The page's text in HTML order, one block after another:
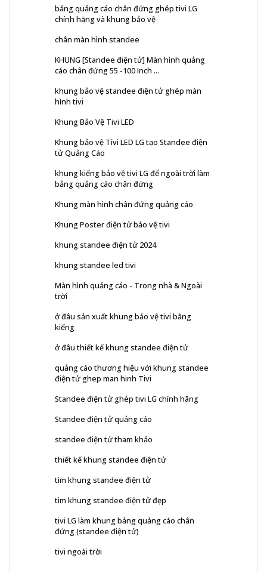
bảng quảng cáo chân đứng ghép tivi LG
chính hãng và khung bảo vệ
chân màn hình standee
KHUNG [Standee điện tử] Màn hình quảng
cáo chân đứng 55 -100 Inch ...
khung bảo vệ standee điện tử ghép màn
hình tivi
Khung Bảo Vệ Tivi LED
Khung bảo vệ Tivi LED LG tạo Standee điện
tử Quảng Cáo
khung kiếng bảo vệ tivi LG để ngoài trời làm
bảng quảng cáo chân đứng
Khung màn hình chân đứng quảng cáo
Khung Poster điện tử bảo vệ tivi
khung standee điện tử 2024
khung standee led tivi
Màn hình quảng cáo - Trong nhà & Ngoài
trời
ở đâu sản xuất khung bảo vệ tivi bằng
kiếng
ở đâu thiết kế khung standee điện tử
quảng cáo thương hiệu với khung standee
điện tử ghep man hinh Tivi
Standee điện tử ghép tivi LG chính hãng
Standee điện tử quảng cáo
standee điện tử tham khảo
thiết kế khung standee điện tử
tìm khung standee điện tử
tìm khung standee điện tử đẹp
tivi LG làm khung bảng quảng cáo chân
đứng (standee điện tử)
tivi ngoài trời